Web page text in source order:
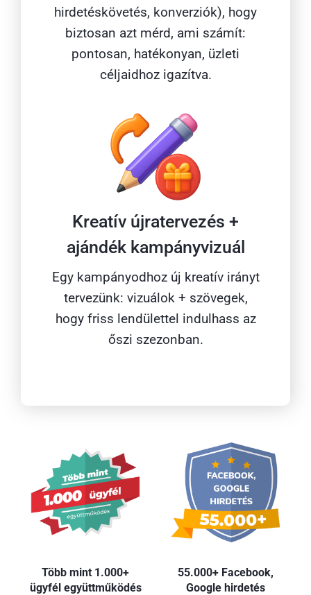
hirdetéskövetés, konverziók), hogy
biztosan azt mérd, ami számít:
pontosan, hatékonyan, üzleti
céljaidhoz igazítva.
Kreatív újratervezés +
ajándék kampányvizuál
Egy kampányodhoz új kreatív irányt
tervezünk: vizuálok + szövegek,
hogy friss lendülettel indulhass az
őszi szezonban.
Több mint 1.000+
ügyfél együttműködés
55.000+ Facebook,
Google hirdetés